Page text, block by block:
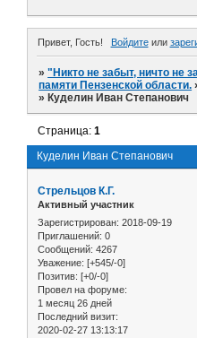
Привет, Гость! Войдитеили
»"Никто не забыт, ничто не
памяти Пензенской области.
» Куделин Иван Степанович
Куделин Иван Степанович
Страница:1
Стрельцов К.Г.
Активный участник
Зарегистрирован: 2018-09-19
Приглашений: 0
Сообщений: 4267
Уважение: [+545/-0]
Позитив: [+0/-0]
Провел на форуме:
1 месяц 26 дней
Последний визит:
2020-02-27 13:13:17